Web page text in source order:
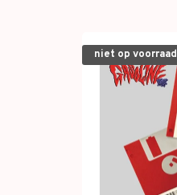
niet op voorraad